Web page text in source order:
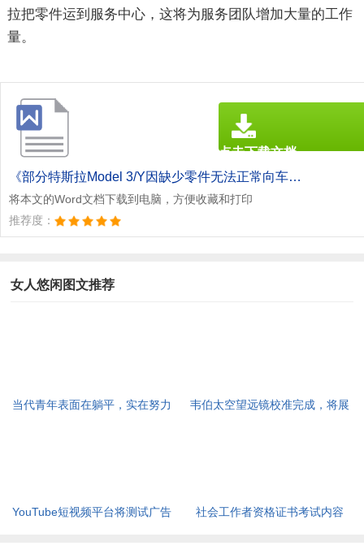
拉把零件运到服务中心，这将为服务团队增加大量的工作
量。
《部分特斯拉Model 3/Y因缺少零件无法正常向车主交付.doc》
将本文的Word文档下载到电脑，方便收藏和打印
推荐度：
点击下载文档
文档为doc格式
女人悠闲图文推荐
当代青年表面在躺平，实在努力
韦伯太空望远镜校准完成，将展
YouTube短视频平台将测试广告
社会工作者资格证书考试内容